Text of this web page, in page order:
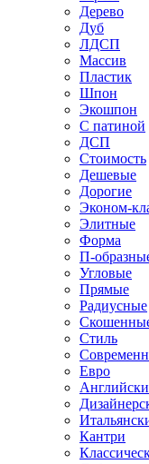
Дерево
Дуб
ЛДСП
Массив
Пластик
Шпон
Экошпон
С патиной
ДСП
Стоимость
Дешевые
Дорогие
Эконом-
Элитные
Форма
П-
Угловые
Прямые
Радиусные
Стиль
Евро
Кантри